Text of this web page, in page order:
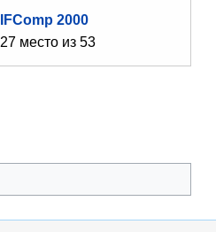
IFComp 2000
27 место из 53